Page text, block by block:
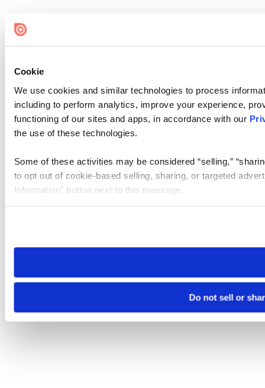
Cookie
We use cookies and similar technologies to process
including to perform analytics, improve your experience,
functioning of our sites and apps, in accordance with our
the use of these technologies.
Some of these activities may be considered “selling,”
to opt out of cookie-based selling, sharing, or targeted
Information” button next to this message.
need to be set again.
Do not sell or